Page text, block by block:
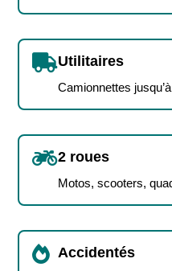
Utilitaires
Camionnettes
2 roues
Motos, scooters,
 Accidentés